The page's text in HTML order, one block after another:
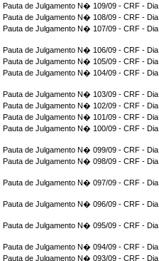
Pauta de Julgamento N� 109/09 - CRF -
Pauta de Julgamento N� 108/09 - CRF -
Pauta de Julgamento N� 107/09 - CRF -
Pauta de Julgamento N� 106/09 - CRF -
Pauta de Julgamento N� 105/09 - CRF -
Pauta de Julgamento N� 104/09 - CRF -
Pauta de Julgamento N� 103/09 - CRF -
Pauta de Julgamento N� 102/09 - CRF -
Pauta de Julgamento N� 101/09 - CRF -
Pauta de Julgamento N� 100/09 - CRF -
Pauta de Julgamento N� 099/09 - CRF - Dia
Pauta de Julgamento N� 098/09 - CRF -
Pauta de Julgamento N� 097/09 - CRF - Dia
Pauta de Julgamento N� 096/09 - CRF - Dia
Pauta de Julgamento N� 095/09 - CRF - Dia
Pauta de Julgamento N� 094/09 - CRF - Dia
Pauta de Julgamento N� 093/09 - CRF - Dia